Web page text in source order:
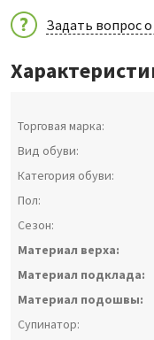
Задать вопрос
Торговая марка:
Вид обуви:
Категория обуви:
Пол:
Сезон:
Материал верха:
Материал подклада:
Материал подошвы:
Супинатор: